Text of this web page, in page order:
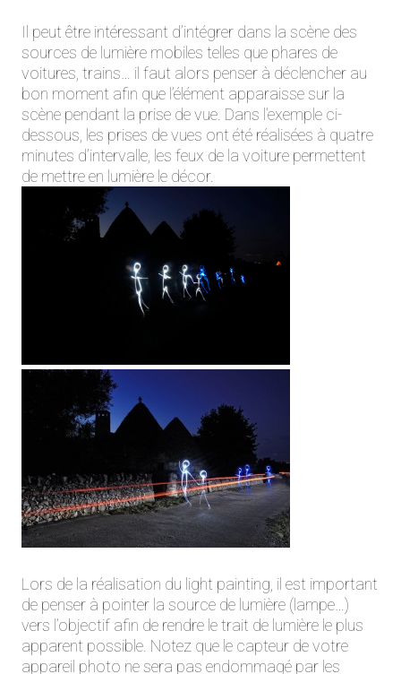
Il peut être intéressant d’intégrer dans la scène des
sources de lumière mobiles telles que phares de
voitures, trains… il faut alors penser à déclencher au
bon moment afin que l’élément apparaisse sur la
scène pendant la prise de vue. Dans l’exemple ci-
dessous, les prises de vues ont été réalisées à quatre
minutes d’intervalle, les feux de la voiture permettent
de mettre en lumière le décor.
Lors de la réalisation du light painting, il est important
de penser à pointer la source de lumière (lampe…)
vers l’objectif afin de rendre le trait de lumière le plus
apparent possible. Notez que le capteur de votre
appareil photo ne sera pas endommagé par les